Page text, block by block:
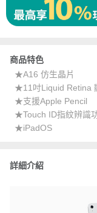
商品特色
★A16 仿生晶片
★11吋Liquid Retina
★支援Apple Pencil
★Touch ID指紋辨識
★iPadOS
詳細介紹